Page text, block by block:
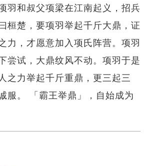
羽和叔父项梁在江南起义，招兵
桓楚，要项羽举起千斤大鼎，证
力，才愿意加入项氏阵营。项羽
尝试，大鼎纹风不动。项羽于是
之力举起千斤重鼎，更三起三
服。 「霸王举鼎」，自始成为